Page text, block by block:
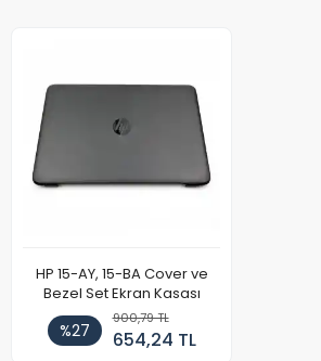
HP 15-AY, 15-BA Cover ve
Bezel Set Ekran Kasası
%27
900,79 TL
654,24 TL